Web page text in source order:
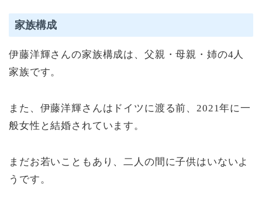
家族構成
伊藤洋輝さんの家族構成は、父親・母親・姉の4人
家族です。
また、伊藤洋輝さんはドイツに渡る前、2021年に一
般女性と結婚されています。
まだお若いこともあり、二人の間に子供はいないよ
うです。